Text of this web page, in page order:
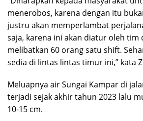
menerobos, karena dengan itu
justru akan memperlambat
saja, karena ini akan diatur oleh tim
melibatkan 60 orang satu shift.
sedia di lintas lintas timur ini,” kata
Meluapnya air Sungai Kampar di
terjadi sejak akhir tahun 2023 lalu
10-15 cm.